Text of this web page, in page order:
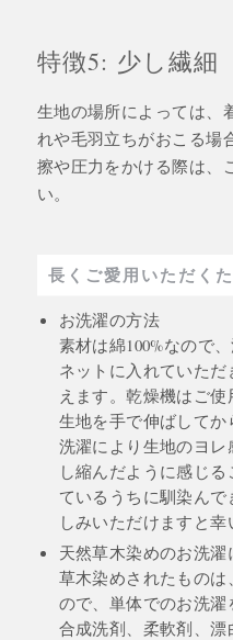
特徴5: 少し繊細
生地の場所によっては、
れや毛羽立ちがおこる場
擦や圧力をかける際は、
い。
長くご愛用いただく
お洗濯の方法
素材は綿100%なので
ネットに入れていた
えます。乾燥機はご使
生地を手で伸ばしてか
洗濯により生地のヨ
し縮んだように感じ
ているうちに馴染ん
しみいただけますと幸
天然草木染めのお洗濯
草木染めされたもの
ので、単体でのお洗濯
合成洗剤、柔軟剤、